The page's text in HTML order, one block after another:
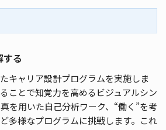
する
キャリア設計プログラムを実施しま
ことで知覚⼒を⾼めるビジュアルシン
を⽤いた⾃⼰分析ワーク、“働く”を考
多様なプログラムに挑戦します。これ